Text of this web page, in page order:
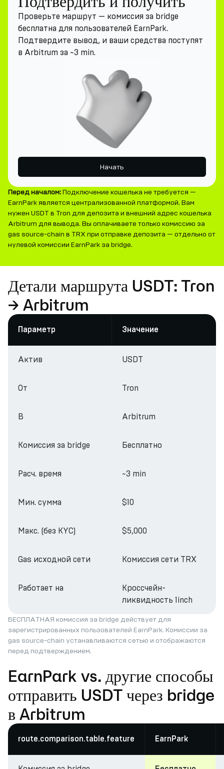
Проверьте маршрут — комиссия за bridge
бесплатна для пользователей EarnPark.
Подтвердите вывод, и ваши средства поступят
в Arbitrum за ~3 min.
Начать
Перед началом:Подключение кошелька не требуется —
EarnPark является централизованной платформой. Вам
нужен USDT в Tron для депозита и внешний адрес кошелька
Arbitrum для вывода. Вы оплачиваете только комиссию за
gas source-chain в TRX при отправке депозита — отдельно от
нулевой комиссии EarnPark за bridge.
Детали маршрута USDT: Tron
→ Arbitrum
Параметр Значение
Актив USDT
От Tron
В Arbitrum
Комиссия за bridge Бесплатно
Расч. время ~3 min
Мин. сумма $10
Макс. (без KYC) $5,000
Gas исходной сети Комиссия сети TRX
Работает на
Кроссчейн-
ликвидность 1inch
БЕСПЛАТНАЯ комиссия за bridge действует для
зарегистрированных пользователей EarnPark. Комиссии за
gas source-chain устанавливаются сетью и отображаются
перед подтверждением.
EarnPark vs. другие способы
отправить USDT через bridge
в Arbitrum
route.comparison.table.feature EarnPark